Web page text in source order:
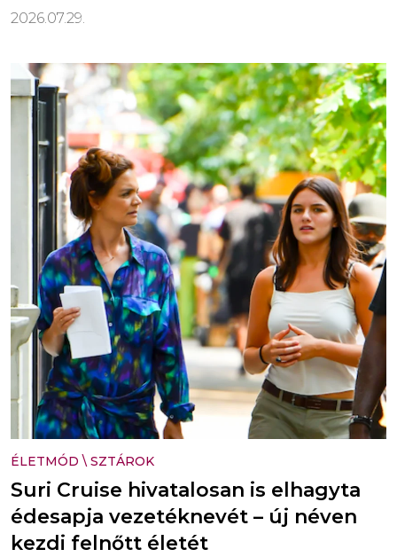
2026.07.29.
ÉLETMÓD \ SZTÁROK
Suri Cruise hivatalosan is elhagyta
édesapja vezetéknevét – új néven
kezdi felnőtt életét